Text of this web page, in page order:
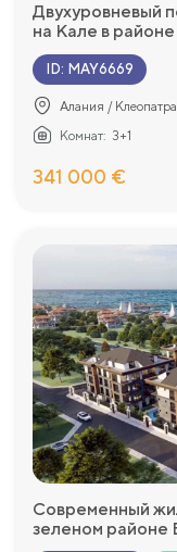
Двухуровневый
на Кале в
ID: MAY6669
Алания / Клеопатра
Комнат: 3+1
341 000 €
Современный
зеленом районе